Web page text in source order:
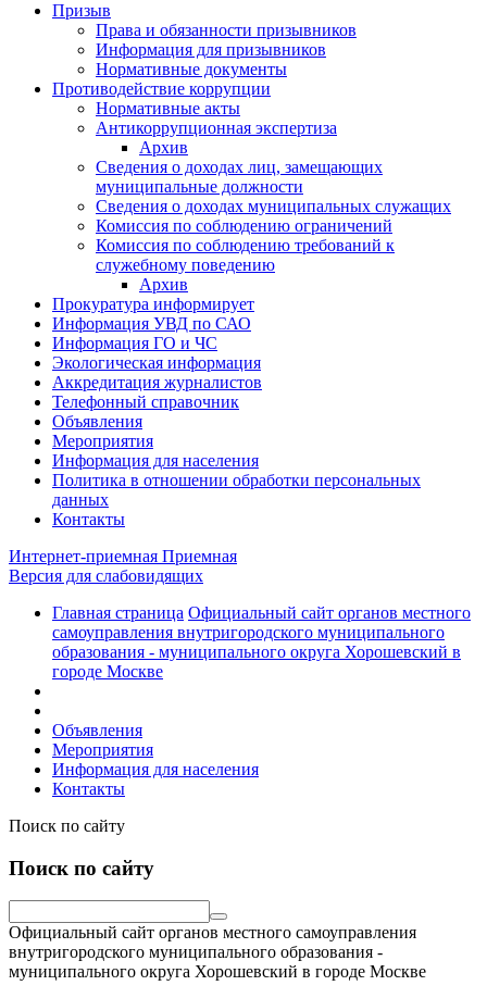
Призыв
Права и обязанности призывников
Информация для призывников
Нормативные документы
Противодействие коррупции
Нормативные акты
Антикоррупционная экспертиза
Архив
Сведения о доходах лиц, замещающих
муниципальные должности
Сведения о доходах муниципальных служащих
Комиссия по соблюдению ограничений
Комиссия по соблюдению требований к
служебному поведению
Архив
Прокуратура информирует
Информация УВД по САО
Информация ГО и ЧС
Экологическая информация
Аккредитация журналистов
Телефонный справочник
Объявления
Мероприятия
Информация для населения
Политика в отношении обработки персональных
данных
Контакты
Интернет-приемная Приемная
Версия для слабовидящих
Главная страница Официальный сайт органов местного
самоуправления внутригородского муниципального
образования - муниципального округа Хорошевский в
городе Москве
Объявления
Мероприятия
Информация для населения
Контакты
Поиск по сайту
Поиск по сайту
Официальный сайт органов местного самоуправления
внутригородского муниципального образования -
муниципального округа Хорошевский в городе Москве